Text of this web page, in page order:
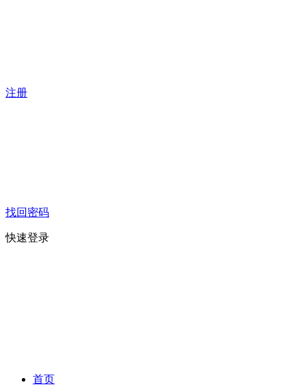
注册
找回密码
快速登录
首页